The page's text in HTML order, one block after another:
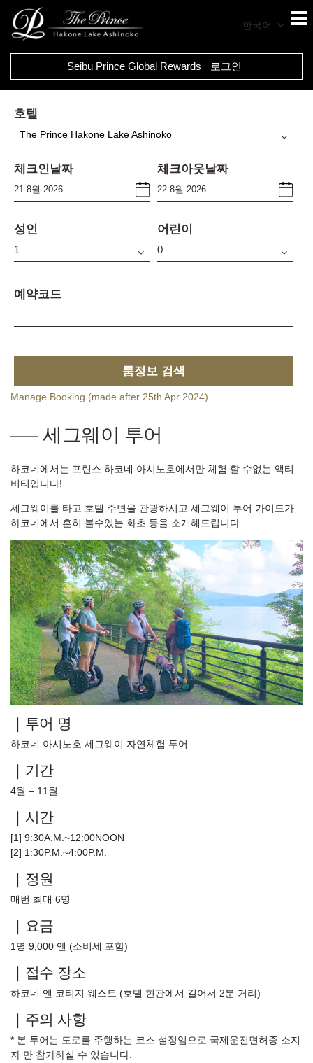
한국어
Seibu Prince Global Rewards 로그인
호텔
The Prince Hakone Lake Ashinoko
체크인날짜 체크아웃날짜
성인 어린이
예약코드
룸정보 검색
Manage Booking (made after 25th Apr 2024)
세그웨이 투어
하코네에서는 프린스 하코네 아시노호에서만 체험 할 수없는 액티
비티입니다!
세그웨이를 타고 호텔 주변을 관광하시고 세그웨이 투어 가이드가
하코네에서 흔히 볼수있는 화초 등을 소개해드립니다.
｜투어 명
하코네 아시노호 세그웨이 자연체험 투어
｜기간
4월 – 11월
｜시간
[1] 9:30A.M.~12:00NOON
[2] 1:30P.M.~4:00P.M.
｜정원
매번 최대 6명
｜요금
1명 9,000 엔 (소비세 포함)
｜접수 장소
하코네 엔 코티지 웨스트 (호텔 현관에서 걸어서 2분 거리)
｜주의 사항
* 본 투어는 도로를 주행하는 코스 설정임으로 국제운전면허증 소지
자 만 참가하실 수 있습니다.